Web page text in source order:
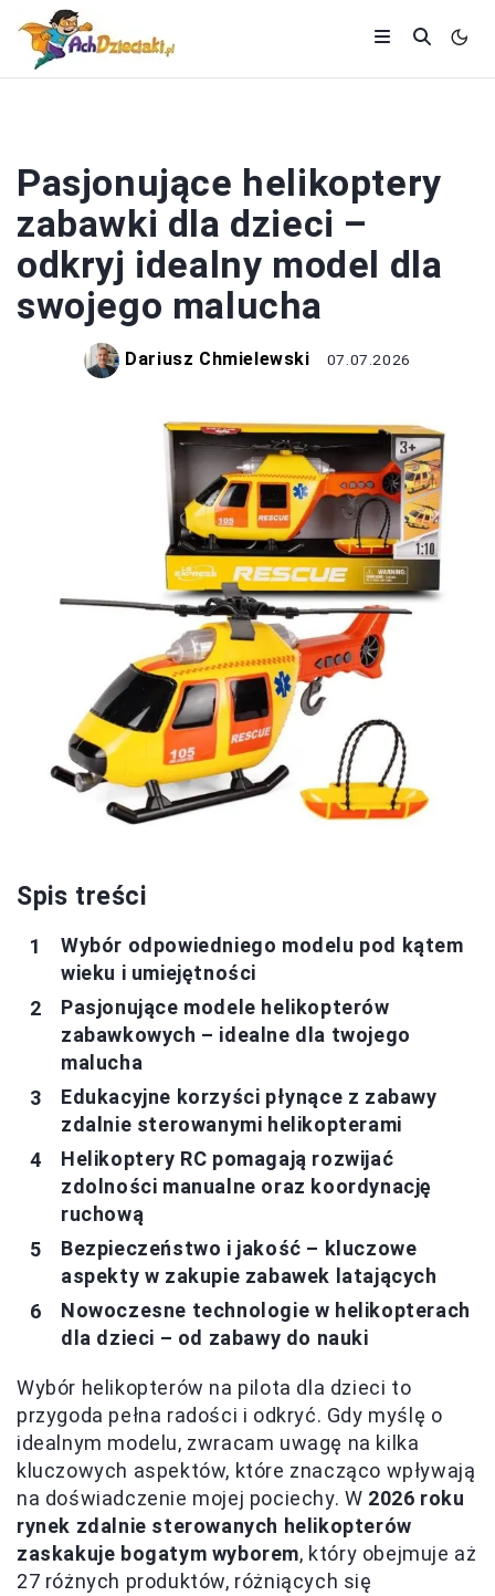
Pasjonujące helikoptery
zabawki dla dzieci –
odkryj idealny model dla
swojego malucha
Dariusz Chmielewski 07.07.2026
Spis treści
Wybór odpowiedniego modelu pod kątem
wieku i umiejętności
Pasjonujące modele helikopterów
zabawkowych – idealne dla twojego
malucha
Edukacyjne korzyści płynące z zabawy
zdalnie sterowanymi helikopterami
Helikoptery RC pomagają rozwijać
zdolności manualne oraz koordynację
ruchową
Bezpieczeństwo i jakość – kluczowe
aspekty w zakupie zabawek latających
Nowoczesne technologie w helikopterach
dla dzieci – od zabawy do nauki
Wybór helikopterów na pilota dla dzieci to
przygoda pełna radości i odkryć. Gdy myślę o
idealnym modelu, zwracam uwagę na kilka
kluczowych aspektów, które znacząco wpływają
na doświadczenie mojej pociechy. W 2026 roku
rynek zdalnie sterowanych helikopterów
zaskakuje bogatym wyborem, który obejmuje aż
27 różnych produktów, różniących się